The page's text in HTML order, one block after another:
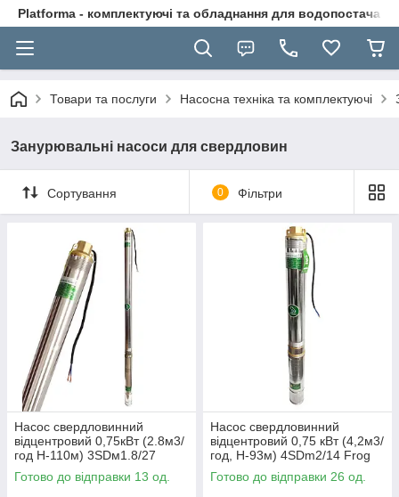
Platforma - комплектуючі та обладнання для
Товари та послуги Насосна техніка та комплектуючі
Занурювальні насоси для свердловин
Сортування 0 Фільтри
Насос свердловинний
відцентровий 0,75кВт (2.8м3/
год Н-110м) 3SDм1.8/27
FROG
Готово до відправки 13 од.
Насос свердловинний
відцентровий 0,75 кВт (4,2м3/
год, Н-93м) 4SDm2/14 Frog
Готово до відправки 26 од.